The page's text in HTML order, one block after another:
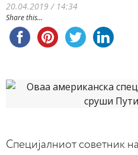
20.04.2019 / 14:34
Share this...
Специјалниот советник